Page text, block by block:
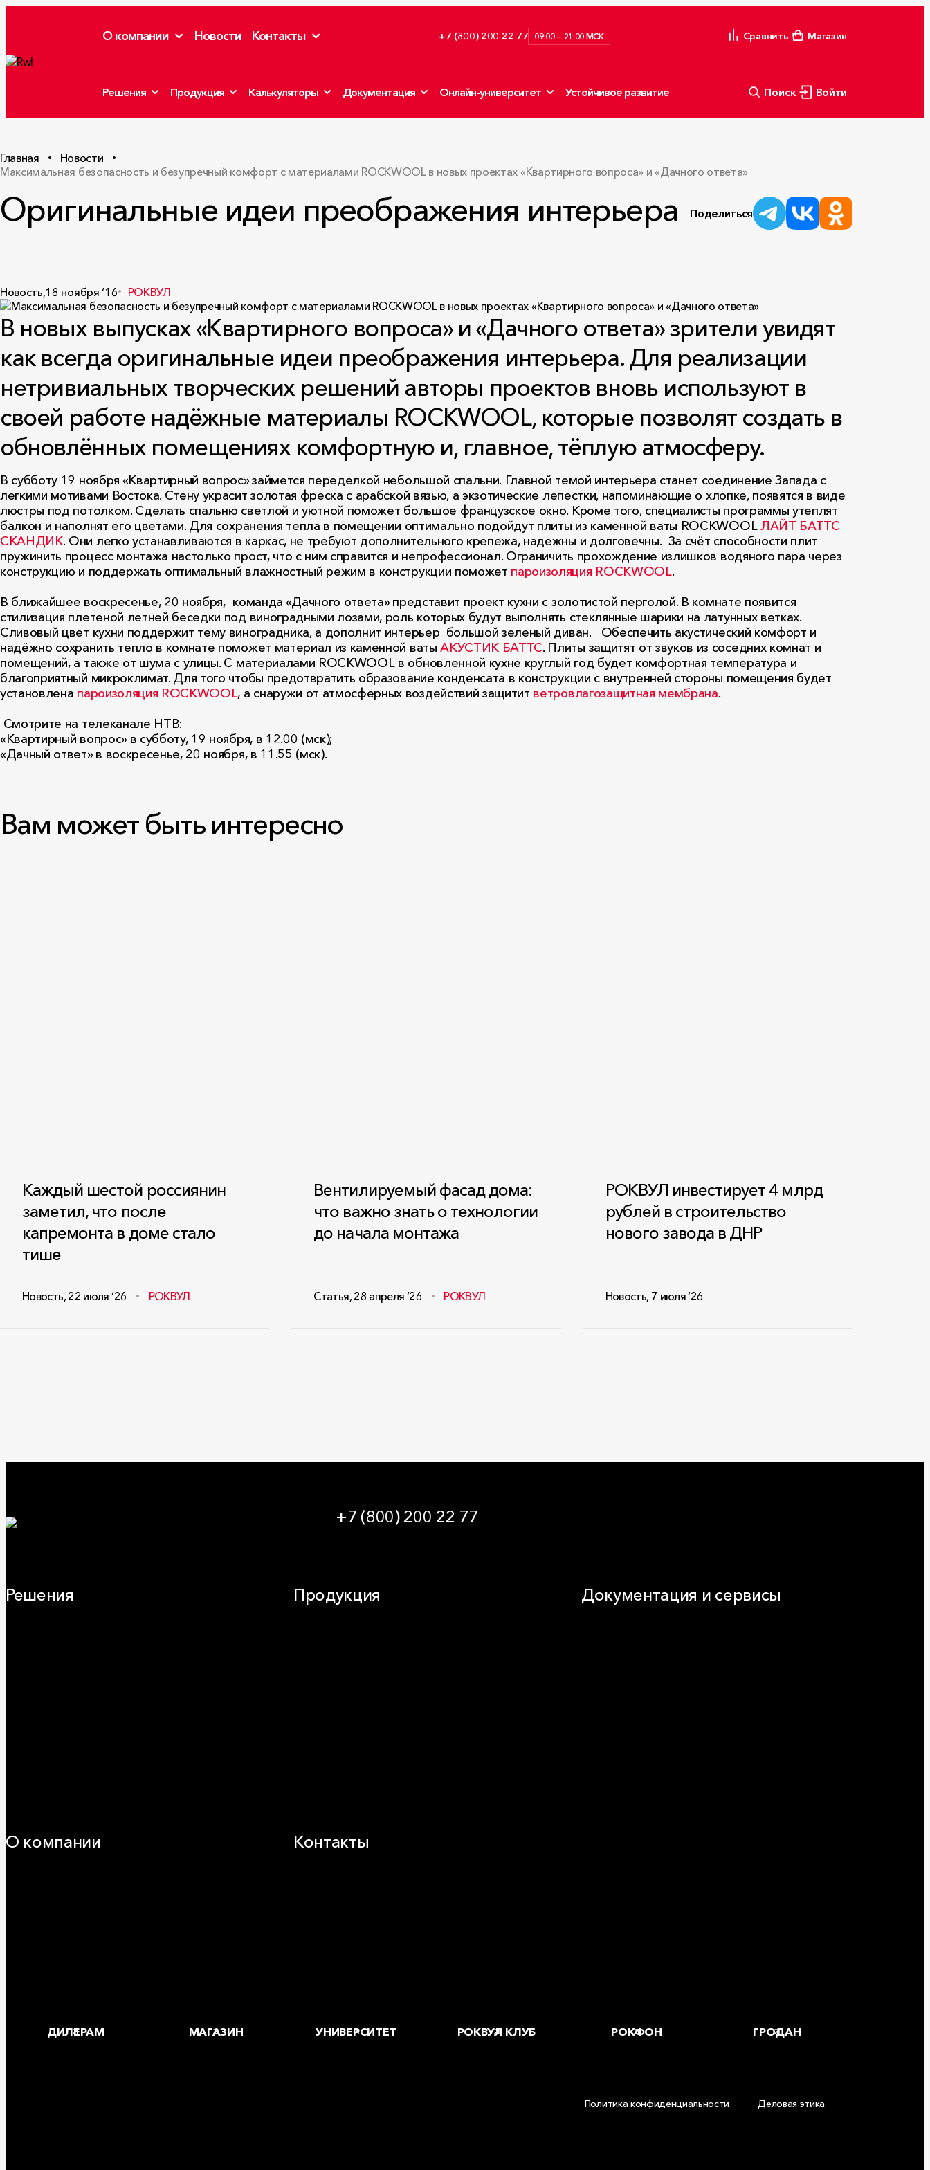
О компании Новости Контакты +7 (800) 200 22 77 09:00 — 21:00 МСК Сравнить Магазин
Решения Продукция Калькуляторы Документация Онлайн-университет Устойчивое развитие Поиск Войти
Главная
Новости
Максимальная безопасность и безупречный комфорт с материалами ROCKWOOL в новых проектах «Квартирного вопроса» и «Дачного ответа»
Оригинальные идеи преображения интерьера Поделиться
Новость,18 ноября ‘16 РОКВУЛ
В новых выпусках «Квартирного вопроса» и «Дачного ответа» зрители увидят
как всегда оригинальные идеи преображения интерьера. Для реализации
нетривиальных творческих решений авторы проектов вновь используют в
своей работе надёжные материалы ROCKWOOL, которые позволят создать в
обновлённых помещениях комфортную и, главное, тёплую атмосферу.
В субботу 19 ноября «Квартирный вопрос» займется переделкой небольшой спальни. Главной темой интерьера станет соединение Запада с
легкими мотивами Востока. Стену украсит золотая фреска с арабской вязью, а экзотические лепестки, напоминающие о хлопке, появятся в виде
люстры под потолком. Сделать спальню светлой и уютной поможет большое французское окно. Кроме того, специалисты программы утеплят
балкон и наполнят его цветами. Для сохранения тепла в помещении оптимально подойдут плиты из каменной ваты ROCKWOOLЛАЙТ БАТТС
СКАНДИК. Они легко устанавливаются в каркас, не требуют дополнительного крепежа, надежны и долговечны. За счёт способности плит
пружинить процесс монтажа настолько прост, что с ним справится и непрофессионал. Ограничить прохождение излишков водяного пара через
конструкцию и поддержать оптимальный влажностный режим в конструкции поможет пароизоляция ROCKWOOL.
В ближайшее воскресенье, 20 ноября, команда «Дачного ответа» представит проект кухни с золотистой перголой. В комнате появится
стилизация плетеной летней беседки под виноградными лозами, роль которых будут выполнять стеклянные шарики на латунных ветках.
Сливовый цвет кухни поддержит тему виноградника, а дополнит интерьер большой зеленый диван. Обеспечить акустический комфорт и
надёжно сохранить тепло в комнате поможет материал из каменной ватыАКУСТИК БАТТС. Плиты защитят от звуков из соседних комнат и
помещений, а также от шума с улицы. С материалами ROCKWOOL в обновленной кухне круглый год будет комфортная температура и
благоприятный микроклимат. Для того чтобы предотвратить образование конденсата в конструкции с внутренней стороны помещения будет
установлена пароизоляция ROCKWOOL, а снаружи от атмосферных воздействий защитит ветровлагозащитная мембрана.
Смотрите на телеканале НТВ:
«Квартирный вопрос» в субботу, 19 ноября, в 12.00 (мск);
«Дачный ответ» в воскресенье, 20 ноября, в 11.55 (мск).
Вам может быть интересно
Каждый шестой россиянин
заметил, что после
капремонта в доме стало
тише
Новость, 22 июля ‘26 РОКВУЛ
Вентилируемый фасад дома:
что важно знать о технологии
до начала монтажа
Статья, 28 апреля ‘26 РОКВУЛ
РОКВУЛ инвестирует 4 млрд
рублей в строительство
нового завода в ДНР
Новость, 7 июля ‘26
+7 (800) 200 22 77
Решения Продукция Документация и сервисы
О компании Контакты
ДИЛЕРАМ МАГАЗИН УНИВЕРСИТЕТ РОКВУЛ КЛУБ РОКФОН ГРОДАН
Политика конфиденциальности Деловая этика